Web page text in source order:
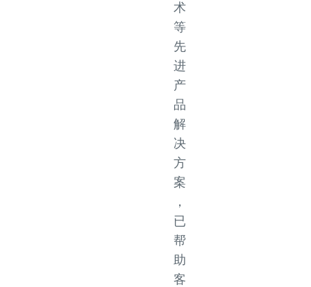
术
等
先
进
产
品
解
决
方
案
，
已
帮
助
客